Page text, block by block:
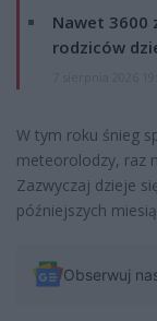
Nawet 3600
rodziców
W tym roku śnieg
meteorolodzy, raz
Zazwyczaj dzieje
późniejszych
Obserwuj